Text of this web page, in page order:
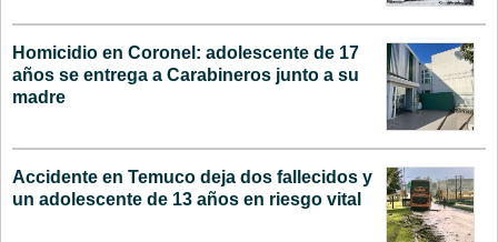
Homicidio en Coronel: adolescente de 17
años se entrega a Carabineros junto a su
madre
Accidente en Temuco deja dos fallecidos y
un adolescente de 13 años en riesgo vital